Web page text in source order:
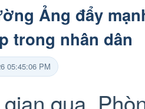
Ảng đẩy
trong nhân dân
05:45:06 PM
qua,